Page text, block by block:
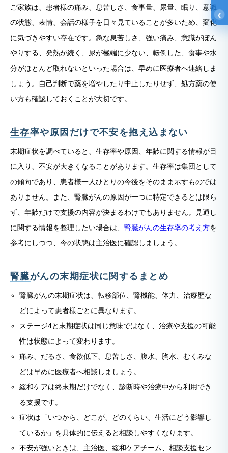
ご家族は、患者様の痛み、息苦しさ、食事量、尿量、眠り、意識
の状態、表情、会話の様子を日々見ていることが多いため、変化
に気づきやすい存在です。急な息苦しさ、強い痛み、意識がぼん
やりする、発熱が続く、尿が極端に少ない、転倒した、食事や水
分がほとんど取れないといった場合は、早めに医療者へ連絡しま
しょう。自己判断で薬を増やしたり中止したりせず、処方薬の使
い方も確認しておくことが大切です。
生存率や原因だけで不安を抱え込まない
末期症状を調べていると、生存率や原因、年齢に関する情報が目
に入り、不安が大きくなることがあります。生存率は集団として
の傾向であり、患者様一人ひとりの今後をそのまま示すものでは
ありません。また、腎臓がんの原因が一つに特定できるとは限ら
ず、年齢だけで支援の内容が決まるわけでもありません。見通し
に関する情報を整理したい場合は、 腎臓がんの生存率の考え方を
参考にしつつ、今の状態は主治医に確認しましょう。
腎臓がんの末期症状に関するまとめ
腎臓がんの末期症状は、転移部位、腎機能、体力、治療歴な
どによって患者様ごとに異なります。
ステージ4と末期症状は同じ意味ではなく、治療や支援の可能
性は状態によって変わります。
痛み、だるさ、食欲低下、息苦しさ、腹水、胸水、むくみな
どは早めに医療者へ相談しましょう。
緩和ケアは終末期だけでなく、診断時や治療中から利用でき
る支援です。
症状は「いつから、どこが、どのくらい、生活にどう影響し
ているか」を具体的に伝えると相談しやすくなります。
不安が強いときは、主治医、緩和ケアチーム、相談支援セン
‹